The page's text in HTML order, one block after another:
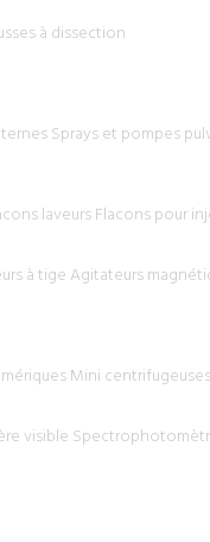
à dissection
Sprays et pompes
laveursFlacons pour
à tige Agitateurs
Mini centrifugeuses
visible